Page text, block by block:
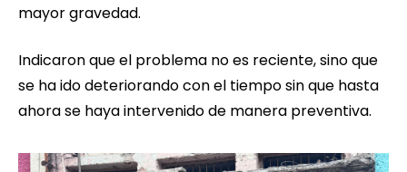
mayor gravedad.
Indicaron que el problema no es reciente, sino que
se ha ido deteriorando con el tiempo sin que hasta
ahora se haya intervenido de manera preventiva.